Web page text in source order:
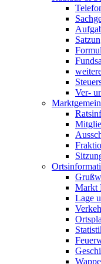
Ver-
Markt
Lage